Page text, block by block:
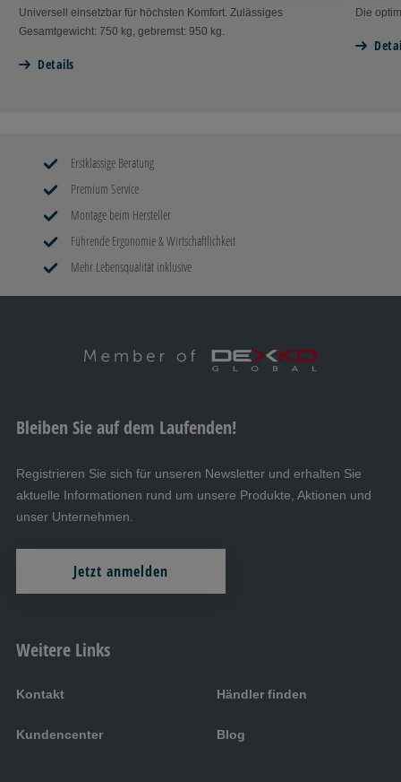
Universell einsetzbar für höchsten Komfort. Zulässiges
Gesamtgewicht: 750 kg, gebremst: 950 kg.
Details
Die
Erstklassige Beratung
Premium Service
Montage beim Hersteller
Führende Ergonomie & Wirtschaftlichkeit
Mehr Lebensqualität inklusive
Weitere Links
Kontakt Händler finden
Kundencenter Blog
Bleiben Sie auf dem Laufenden!
Registrieren Sie sich für unseren Newsletter und erhalten Sie
aktuelle Informationen rund um unsere Produkte, Aktionen und
unser Unternehmen.
Jetzt anmelden